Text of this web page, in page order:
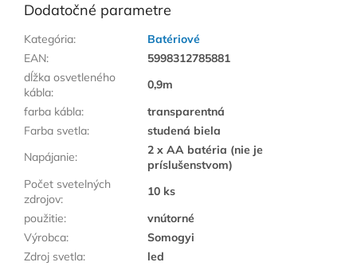
Dodatočné parametre
Kategória:
Batériové
EAN:
5998312785881
dĺžka osvetleného
kábla:
0,9m
farba kábla:
transparentná
Farba svetla:
studená biela
Napájanie:
2 x AA batéria (nie je
príslušenstvom)
Počet svetelných
zdrojov:
10 ks
použitie:
vnútorné
Výrobca:
Somogyi
Zdroj svetla:
led